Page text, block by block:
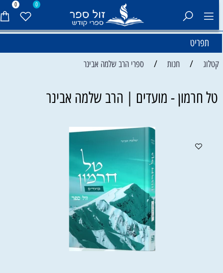
0 0
תפריט
קטלוג / חנות / ספרי הרב שלמה אבינר
טל חרמון - מועדים | הרב שלמה אבינר